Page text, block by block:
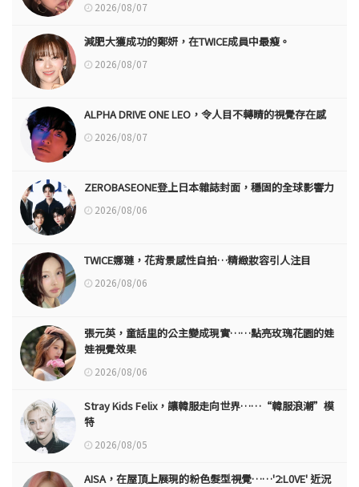
2026/08/07
減肥大獲成功的鄭妍，在TWICE成員中最瘦。
2026/08/07
ALPHA DRIVE ONE LEO，令人目不轉睛的視覺存在感
2026/08/07
ZEROBASEONE登上日本雜誌封面，穩固的全球影響力
2026/08/06
TWICE娜璉，花背景感性自拍…精緻妝容引人注目
2026/08/06
張元英，童話里的公主變成現實……點亮玫瑰花園的娃
娃視覺效果
2026/08/06
Stray Kids Felix，讓韓服走向世界……“韓服浪潮”模
特
2026/08/05
AISA，在屋頂上展現的粉色髮型視覺……'2:L0VE' 近況